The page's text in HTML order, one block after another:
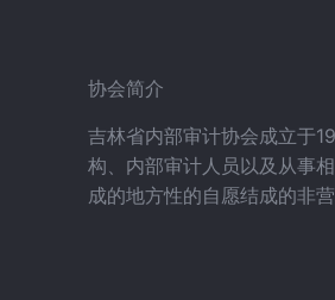
协会简介
吉林省内部审计协会成立于
构、内部审计人员以及从事
成的地方性的自愿结成的非营